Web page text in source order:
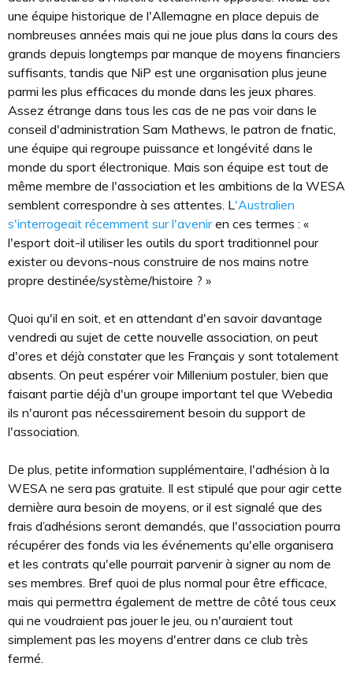
une équipe historique de l'Allemagne en place depuis de
nombreuses années mais qui ne joue plus dans la cours des
grands depuis longtemps par manque de moyens financiers
suffisants, tandis que NiP est une organisation plus jeune
parmi les plus efficaces du monde dans les jeux phares.
Assez étrange dans tous les cas de ne pas voir dans le
conseil d'administration Sam Mathews, le patron de fnatic,
une équipe qui regroupe puissance et longévité dans le
monde du sport électronique. Mais son équipe est tout de
même membre de l'association et les ambitions de la WESA
semblent correspondre à ses attentes. L'Australien
s'interrogeait récemment sur l'aveniren ces termes : «
l'esport doit-il utiliser les outils du sport traditionnel pour
exister ou devons-nous construire de nos mains notre
propre destinée/système/histoire ? »
Quoi qu'il en soit, et en attendant d'en savoir davantage
vendredi au sujet de cette nouvelle association, on peut
d'ores et déjà constater que les Français y sont totalement
absents. On peut espérer voir Millenium postuler, bien que
faisant partie déjà d'un groupe important tel que Webedia
ils n'auront pas nécessairement besoin du support de
l'association.
De plus, petite information supplémentaire, l'adhésion à la
WESA ne sera pas gratuite. Il est stipulé que pour agir cette
dernière aura besoin de moyens, or il est signalé que des
frais d’adhésions seront demandés, que l'association pourra
récupérer des fonds via les événements qu'elle organisera
et les contrats qu'elle pourrait parvenir à signer au nom de
ses membres. Bref quoi de plus normal pour être efficace,
mais qui permettra également de mettre de côté tous ceux
qui ne voudraient pas jouer le jeu, ou n'auraient tout
simplement pas les moyens d'entrer dans ce club très
fermé.